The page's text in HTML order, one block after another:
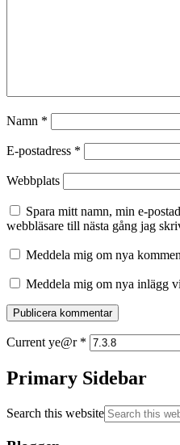
Namn *
E-postadress *
Webbplats
Spara mitt namn, min e-
webbläsare till nästa gång jag
Meddela mig om nya
Meddela mig om nya inlägg
Current ye@r *
Primary Sidebar
Search this website